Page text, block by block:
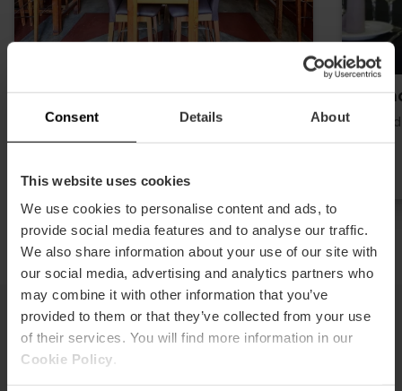
Consent Details About
This website uses cookies
We use cookies to personalise content and ads, to
provide social media features and to analyse our traffic.
We also share information about your use of our site with
our social media, advertising and analytics partners who
may combine it with other information that you’ve
provided to them or that they’ve collected from your use
of their services. You will find more information in our
Cookie Policy
Bodega Casa Montaña
Playa, Marina y Poblados marítimos
Cocina fusión